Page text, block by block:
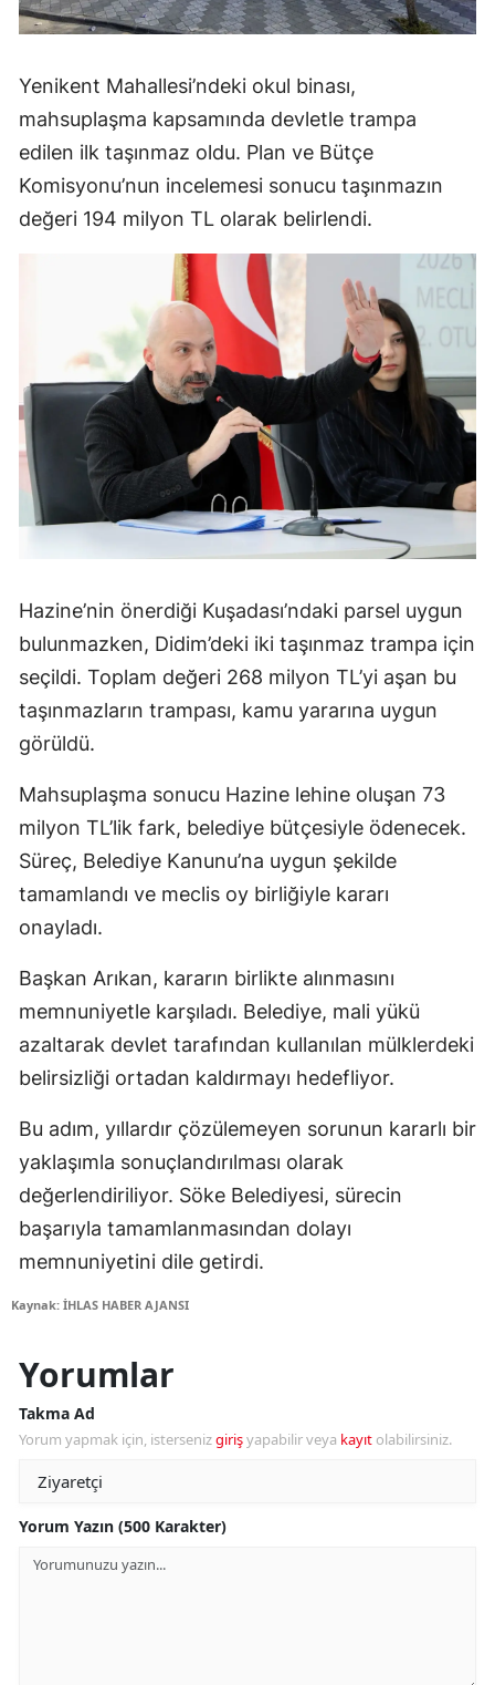
Yenikent Mahallesi’ndeki okul binası,
mahsuplaşma kapsamında devletle trampa
edilen ilk taşınmaz oldu. Plan ve Bütçe
Komisyonu’nun incelemesi sonucu taşınmazın
değeri 194 milyon TL olarak belirlendi.
Hazine’nin önerdiği Kuşadası’ndaki parsel uygun
bulunmazken, Didim’deki iki taşınmaz trampa için
seçildi. Toplam değeri 268 milyon TL’yi aşan bu
taşınmazların trampası, kamu yararına uygun
görüldü.
Mahsuplaşma sonucu Hazine lehine oluşan 73
milyon TL’lik fark, belediye bütçesiyle ödenecek.
Süreç, Belediye Kanunu’na uygun şekilde
tamamlandı ve meclis oy birliğiyle kararı
onayladı.
Başkan Arıkan, kararın birlikte alınmasını
memnuniyetle karşıladı. Belediye, mali yükü
azaltarak devlet tarafından kullanılan mülklerdeki
belirsizliği ortadan kaldırmayı hedefliyor.
Bu adım, yıllardır çözülemeyen sorunun kararlı bir
yaklaşımla sonuçlandırılması olarak
değerlendiriliyor. Söke Belediyesi, sürecin
başarıyla tamamlanmasından dolayı
memnuniyetini dile getirdi.
Kaynak: İHLAS HABER AJANSI
Yorumlar
Takma Ad
Yorum yapmak için, istersenizgirişyapabilir veya kayıt olabilirsiniz.
Yorum Yazın (500 Karakter)